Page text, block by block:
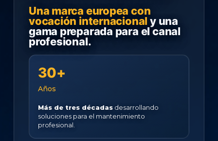
Una marca europea con
vocación internacional y una
gama preparada para el canal
profesional.
30+
Años
Más de tres décadas desarrollando
soluciones para el mantenimiento
profesional.